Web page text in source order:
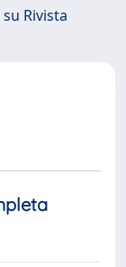
Rivista